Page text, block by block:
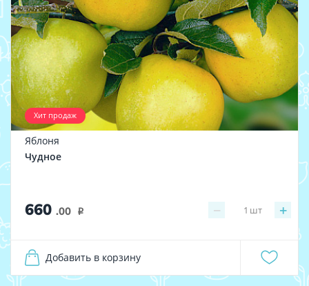
Хит продаж
Яблоня
Чудное
660 .00 i − +
1 шт
Добавить в корзину